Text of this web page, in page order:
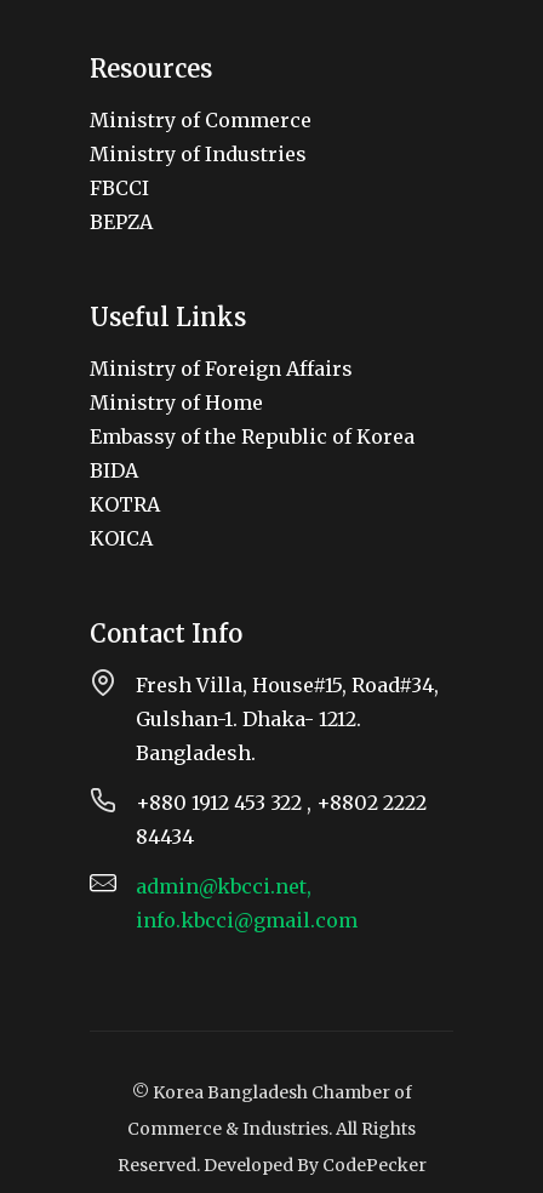
Resources
Ministry of Commerce
Ministry of Industries
FBCCI
BEPZA
Useful Links
Ministry of Foreign Affairs
Ministry of Home
Embassy of the Republic of Korea
BIDA
KOTRA
KOICA
Contact Info
Fresh Villa, House#15, Road#34,
Gulshan-1. Dhaka- 1212.
Bangladesh.
+880 1912 453 322 , +8802 2222
84434
admin@kbcci.net,
info.kbcci@gmail.com
© Korea Bangladesh Chamber of
Commerce & Industries. All Rights
Reserved. Developed By CodePecker